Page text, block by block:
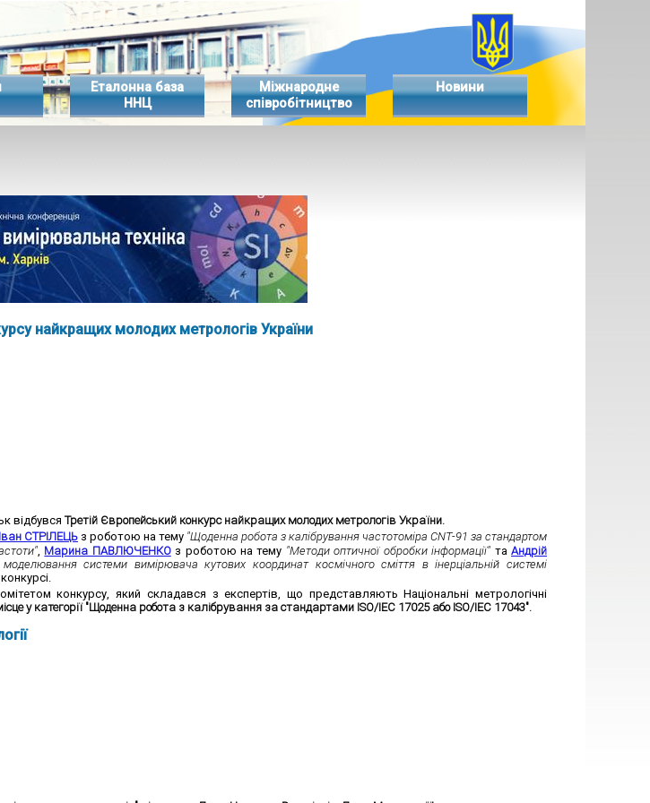
Еталонна база
ННЦ
Міжнародне
співробітництво
Новини
найкращих молодих метрологів України
відбувся Третій Європейський конкурс найкращих молодих метрологів України.
Іван СТРІЛЕЦЬ з роботою на тему "Щоденна робота з калібрування частотоміра CNT-91 за стандартом
, Марина ПАВЛЮЧЕНКОз роботою на тему "Методи оптичної обробки інформації" таАндрій
системи вимірювача кутових координат космічного сміття в інерціальній системі
конкурсу, який складався з експертів, що представляють Національні метрологічні
у категорії "Щоденна робота з калібрування за стандартами ISO/IEC 17025 або ISO/IEC 17043".